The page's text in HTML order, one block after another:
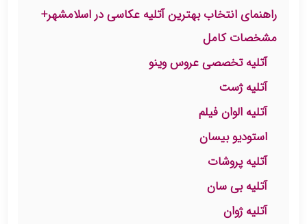
راهنمای انتخاب بهترین آتلیه عکاسی در اسلامشهر+
مشخصات کامل
آتلیه تخصصی عروس وینو
آتلیه ژست
آتلیه الوان فیلم
استودیو بیسان
آتلیه پروشات
آتلیه بی سان
آتلیه ژوان